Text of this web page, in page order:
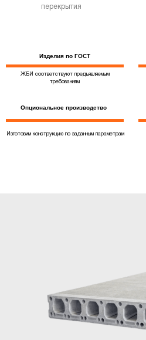
перекрытия
Изделия по ГОСТ
ЖБИ соответствуют предъявляемым
требованиям
Изготовим конструкцию по заданным параметрам
Опциональное производство